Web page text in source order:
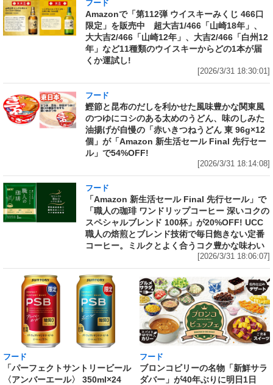
フード
Amazonで「第112弾 ウイスキーみくじ 466口
限定」を販売中 超大吉1/466「山崎18年」、
大大吉2/466「山崎12年」、大吉2/466「白州12
年」など11種類のウイスキーからどの1本が届
くか運試し!
[2026/3/31 18:30:01]
フード
鰹節と昆布のだしを利かせた風味豊かな関東風
のつゆにコシのある太めのうどん、味のしみた
油揚げが自慢の「赤いきつねうどん 東 96g×12
個」が「Amazon 新生活セール Final 先行セー
ル」で54%OFF!
[2026/3/31 18:14:08]
フード
「Amazon 新生活セール Final 先行セール」で
「職人の珈琲 ワンドリップコーヒー 深いコクの
スペシャルブレンド 100杯」が20%OFF! UCC
職人の焙煎とブレンド技術で毎日飽きない定番
コーヒー。ミルクとよく合うコク豊かな味わい
[2026/3/31 18:06:07]
フード
「パーフェクトサントリービール
〈アンバーエール〉 350ml×24
フード
ブロンコビリーの名物「新鮮サラ
ダバー」が40年ぶりに明日1日